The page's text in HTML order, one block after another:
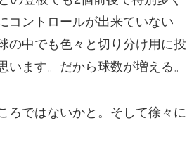
コントロールが出来ていない
の中でも色々と切り分け用に投
ます。だから球数が増える。
ではないかと。そして徐々に